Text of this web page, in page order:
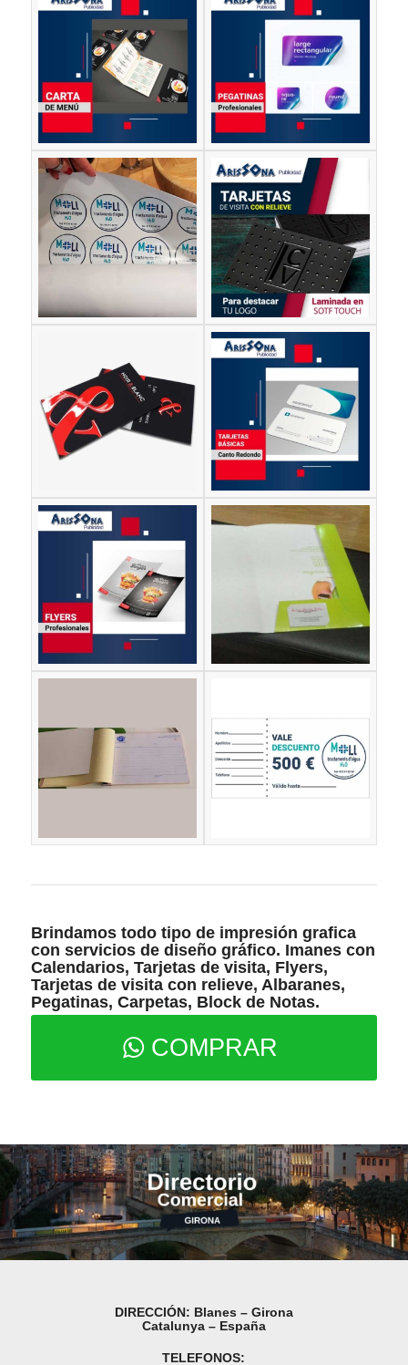
Brindamos todo tipo de impresión grafica
con servicios de diseño gráfico. Imanes con
Calendarios, Tarjetas de visita, Flyers,
Tarjetas de visita con relieve, Albaranes,
Pegatinas, Carpetas, Block de Notas.
COMPRAR
DIRECCIÓN: Blanes – Girona
Catalunya – España
TELEFONOS: